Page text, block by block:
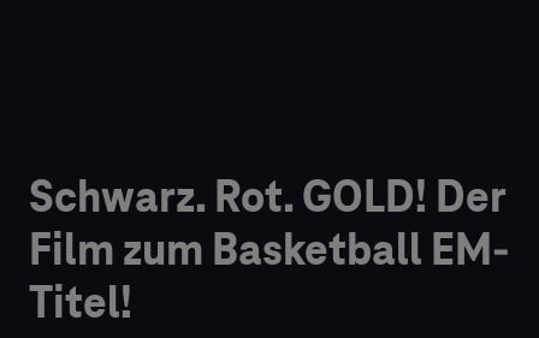
Schwarz. Rot. GOLD! Der
Film zum Basketball EM-
Titel!